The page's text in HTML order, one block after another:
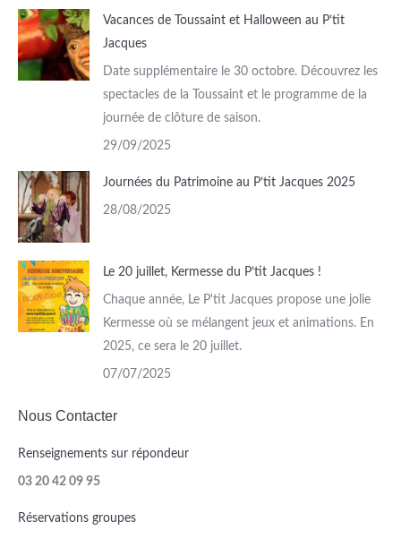
Vacances de Toussaint et Halloween au P’tit
Jacques
Date supplémentaire le 30 octobre. Découvrez les
spectacles de la Toussaint et le programme de la
journée de clôture de saison.
29/09/2025
Journées du Patrimoine au P’tit Jacques 2025
28/08/2025
Le 20 juillet, Kermesse du P’tit Jacques !
Chaque année, Le P'tit Jacques propose une jolie
Kermesse où se mélangent jeux et animations. En
2025, ce sera le 20 juillet.
07/07/2025
Nous Contacter
Renseignements sur répondeur
03 20 42 09 95
Réservations groupes